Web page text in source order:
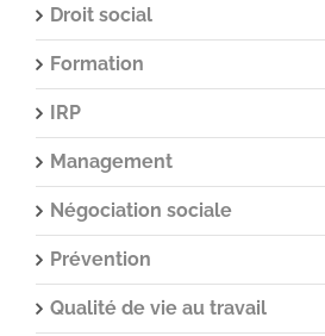
Droit social
Formation
IRP
Management
Négociation sociale
Prévention
Qualité de vie au travail